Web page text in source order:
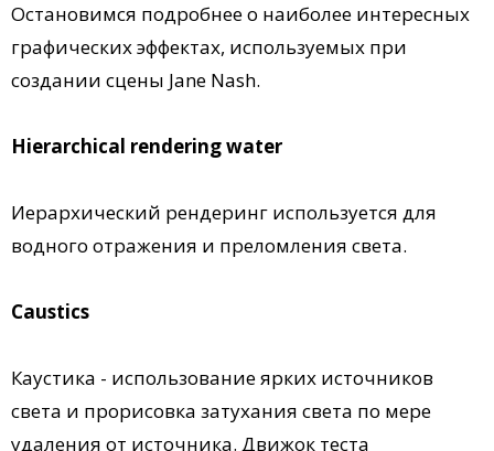
Остановимся подробнее о наиболее интересных
графических эффектах, используемых при
создании сцены Jane Nash.
Hierarchical rendering water
Иерархический рендеринг используется для
водного отражения и преломления света.
Caustics
Каустика - использование ярких источников
света и прорисовка затухания света по мере
удаления от источника. Движок теста